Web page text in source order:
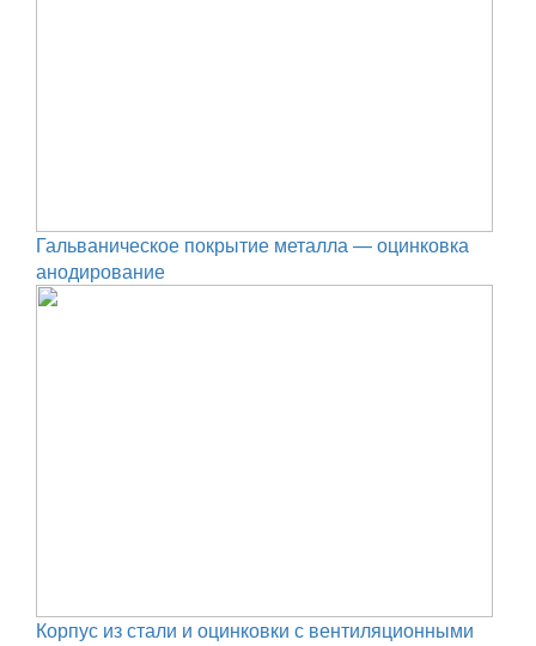
Гальваническое покрытие металла — оцинковка
анодирование
Корпус из стали и оцинковки с вентиляционными